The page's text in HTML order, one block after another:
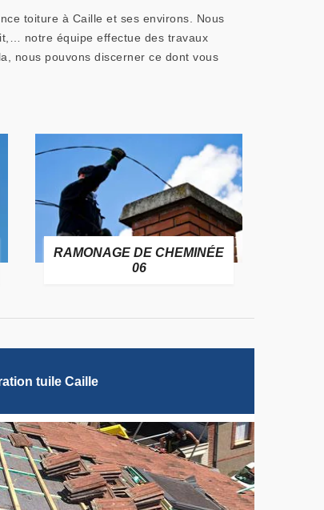
toiture à Caille et ses environs. Nous
notre équipe effectue des travaux
nous pouvons discerner ce dont vous
RAMONAGE DE CHEMINÉE
06
tuile Caille